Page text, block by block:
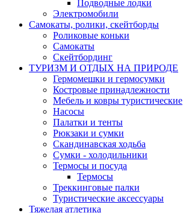
Подводные лодки
Электромобили
Самокаты, ролики, скейтборды
Роликовые коньки
Самокаты
Скейтбординг
ТУРИЗМ И ОТДЫХ НА ПРИРОДЕ
Гермомешки и гермосумки
Костровые принадлежности
Мебель и ковры туристические
Насосы
Палатки и тенты
Рюкзаки и сумки
Скандинавская ходьба
Сумки - холодильники
Термосы и посуда
Термосы
Треккинговые палки
Туристические аксессуары
Тяжелая атлетика